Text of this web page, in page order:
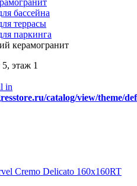
бассейна
террасы
паркинга
керамогранит
этаж 1
in
catalog/view/theme/
Cremo Delicato 160x160RT